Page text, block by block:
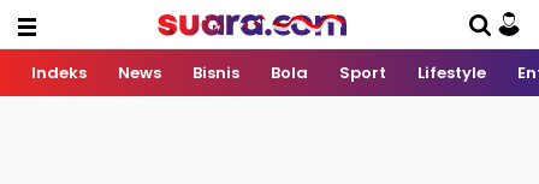
Indeks News Bisnis Bola Sport Lifestyle